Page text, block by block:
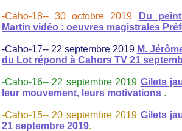
-Caho-18-- 30 octobre 2019
Du
Martin vidéo : oeuvres magistrales
-Caho-17-- 22 septembre 2019 M.
du Lot répond à Cahors TV 21
-Caho-16-- 22 septembre 2019 Gilets
leur mouvement, leurs motivations .
-Caho-15-- 20 septembre 2019 Gilets
21 septembre 2019.